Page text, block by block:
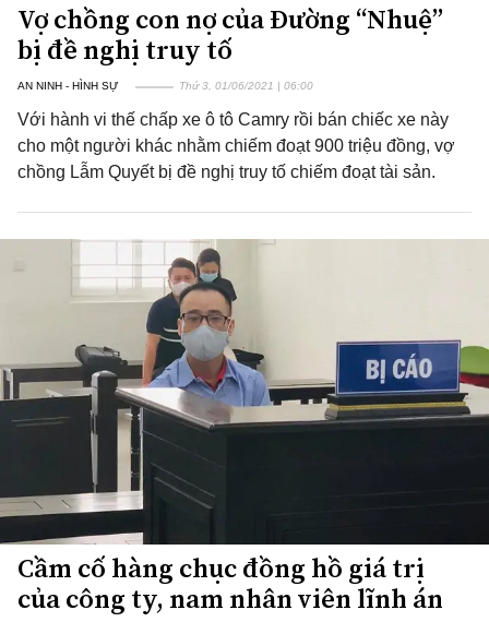
Vợ chồng con nợ của Đường “Nhuệ”
bị đề nghị truy tố
AN NINH - HÌNH SỰ Thứ 3, 01/06/2021 | 06:00
Với hành vi thế chấp xe ô tô Camry rồi bán chiếc xe này
cho một người khác nhằm chiếm đoạt 900 triệu đồng, vợ
chồng Lẫm Quyết bị đề nghị truy tố chiếm đoạt tài sản.
Cầm cố hàng chục đồng hồ giá trị
của công ty, nam nhân viên lĩnh án